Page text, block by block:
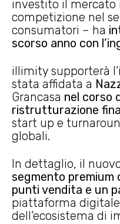
investito il mercato
competizione nel
consumatori – ha
scorso anno con
illimity supporterà
stata affidata a
Grancasa nel corso
ristrutturazione
start up e
globali.
In dettaglio, il
segmento
punti vendita e un
piattaforma
dell’ecosistema di